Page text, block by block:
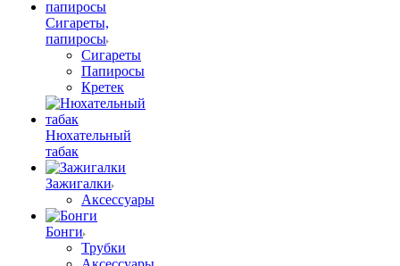
Сигареты,
папиросы
Сигареты
Папиросы
Кретек
Нюхательный
табак
Зажигалки
Аксессуары
Бонги
Трубки